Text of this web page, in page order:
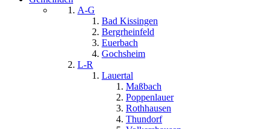
A-G
Bad Kissingen
Bergrheinfeld
Euerbach
Gochsheim
L-R
Lauertal
Maßbach
Poppenlauer
Rothhausen
Thundorf